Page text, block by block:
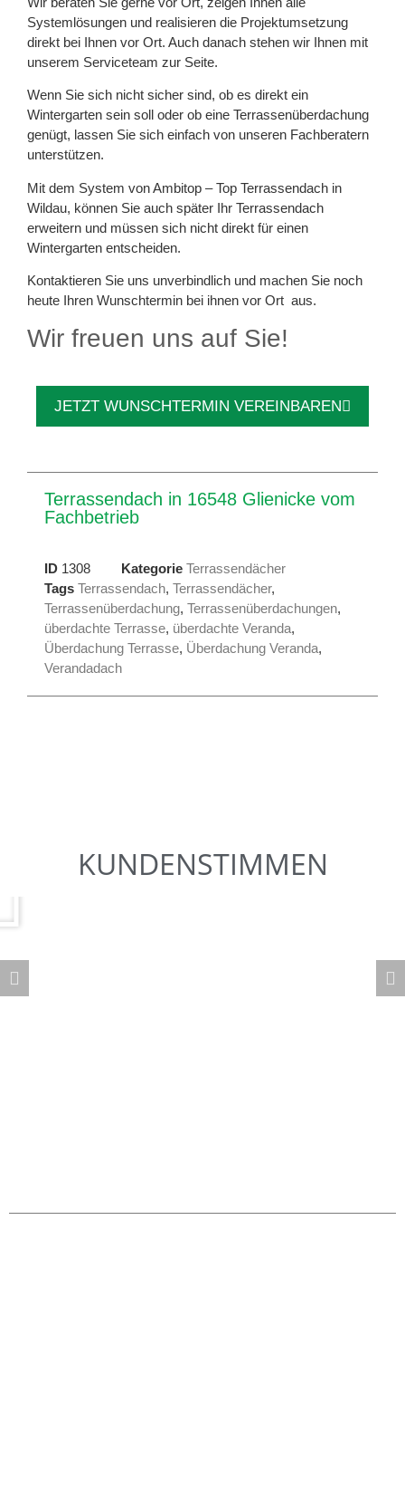
Systemlösungen und realisieren die Projektumsetzung
direkt bei Ihnen vor Ort. Auch danach stehen wir Ihnen mit
unserem Serviceteam zur Seite.
Wenn Sie sich nicht sicher sind, ob es direkt ein
Wintergarten sein soll oder ob eine Terrassenüberdachung
genügt, lassen Sie sich einfach von unseren Fachberatern
unterstützen.
Mit dem System von Ambitop – Top Terrassendach in
Wildau, können Sie auch später Ihr Terrassendach
erweitern und müssen sich nicht direkt für einen
Wintergarten entscheiden.
Kontaktieren Sie uns unverbindlich und machen Sie noch
heute Ihren Wunschtermin bei ihnen vor Ort aus.
Wir freuen uns auf Sie!
JETZT WUNSCHTERMIN VEREINBAREN
Terrassendach in 16548 Glienicke vom
Fachbetrieb
ID 1308 Kategorie Terrassendächer
Tags Terrassendach, Terrassendächer,
Terrassenüberdachung, Terrassenüberdachungen,
überdachte Terrasse, überdachte Veranda,
Überdachung Terrasse, Überdachung Veranda,
Verandadach
KUNDENSTIMMEN